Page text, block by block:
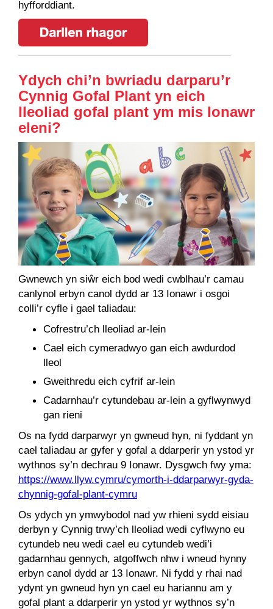
hyfforddiant.
Ydych chi’n bwriadu darparu’r
Cynnig Gofal Plant yn eich
lleoliad gofal plant ym mis Ionawr
eleni?
Gwnewch yn siŵr eich bod wedi cwblhau’r camau
canlynol erbyn canol dydd ar 13 Ionawr i osgoi
colli’r cyfle i gael taliadau:
Cofrestru’ch lleoliad ar-lein
Cael eich cymeradwyo gan eich awdurdod
lleol
Gweithredu eich cyfrif ar-lein
Cadarnhau’r cytundebau ar-lein a gyflwynwyd
gan rieni
Os na fydd darparwyr yn gwneud hyn, ni fyddant yn
cael taliadau ar gyfer y gofal a ddarperir yn ystod yr
wythnos sy’n dechrau 9 Ionawr. Dysgwch fwy yma:
https://www.llyw.cymru/cymorth-i-ddarparwyr-gyda-
chynnig-gofal-plant-cymru
Os ydych yn ymwybodol nad yw rhieni sydd eisiau
derbyn y Cynnig trwy’ch lleoliad wedi cyflwyno eu
cytundeb neu wedi cael eu cytundeb wedi’i
gadarnhau gennych, atgoffwch nhw i wneud hynny
erbyn canol dydd ar 13 Ionawr. Ni fydd y rhai nad
ydynt yn gwneud hyn yn cael eu hariannu am y
gofal plant a ddarperir yn ystod yr wythnos sy’n